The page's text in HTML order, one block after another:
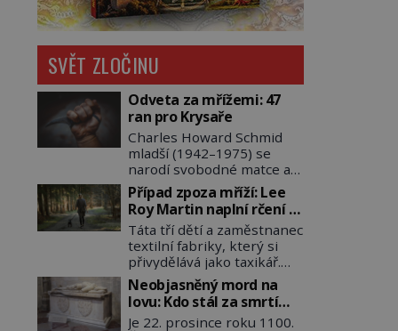
SVĚT ZLOČINU
Odveta za mřížemi: 47
ran pro Krysaře
Charles Howard Schmid
mladší (1942–1975) se
narodí svobodné matce a
adoptují ho provozovatelé
pečovatelského domu
Charles a Katharine
Schmidovi. Synek jim
mnoho radosti nepřinese.
Mezi přáteli v arizonském
Tusconu se mu přezdívá
Krysař. Je to pohledný a
charismatický mladík,
Případ zpoza mříží: Lee
Roy Martin naplní rčení o
volání do lesa
Táta tří dětí a zaměstnanec
textilní fabriky, který si
přivydělává jako taxikář.
Okolí ho líčí jako slušného
člověka. To je Lee Roy
Martin (1937–1972), jinak
též Škrtič z Gaffney,
Neobjasněný mord na
lovu: Kdo stál za smrtí
přemyslovského knížete
Je 22. prosince roku 1100.